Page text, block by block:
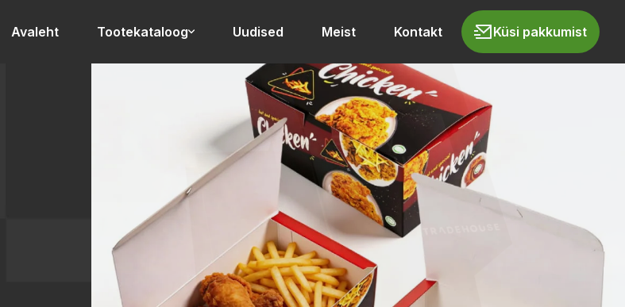
Avaleht Tootekataloog Uudised Meist Kontakt Küsi pakkumist